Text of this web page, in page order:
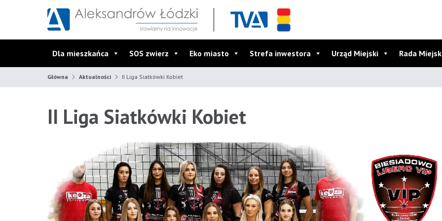
Dla mieszkańca SOS zwierz Eko miasto Strefa inwestora Urząd Miejski Rada
Główna Aktualności II Liga Siatkówki Kobiet
II Liga Siatkówki Kobiet